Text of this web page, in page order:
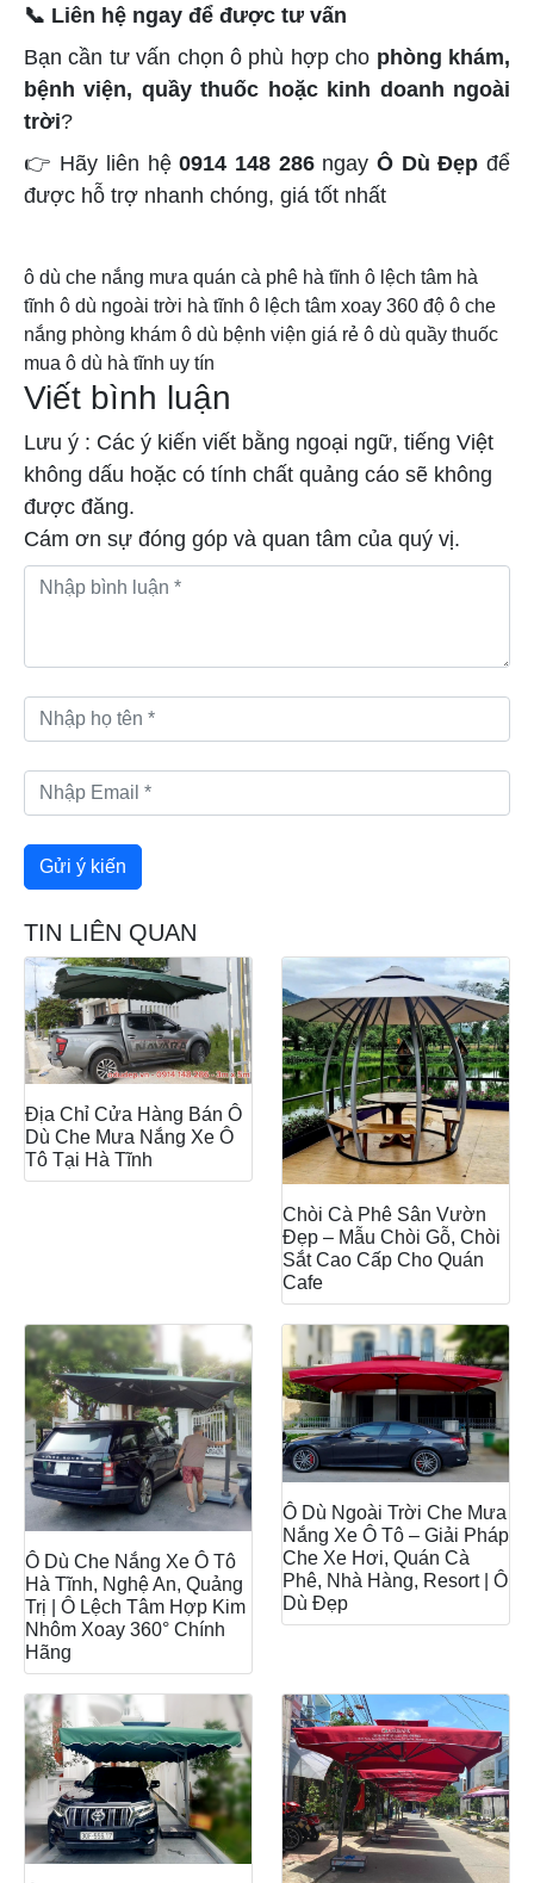
📞 Liên hệ ngay để được tư vấn
Bạn cần tư vấn chọn ô phù hợp cho phòng khám,
bệnh viện, quầy thuốc hoặc kinh doanh ngoài
trời?
👉 Hãy liên hệ0914 148 286ngayÔ Dù Đẹp để
được hỗ trợ nhanh chóng, giá tốt nhất
ô dù che nắng mưa quán cà phê hà tĩnh ô lệch tâm hà
tĩnh ô dù ngoài trời hà tĩnh ô lệch tâm xoay 360 độ ô che
nắng phòng khám ô dù bệnh viện giá rẻ ô dù quầy thuốc
mua ô dù hà tĩnh uy tín
Viết bình luận
Lưu ý : Các ý kiến viết bằng ngoại ngữ, tiếng Việt
không dấu hoặc có tính chất quảng cáo sẽ không
được đăng.
Cám ơn sự đóng góp và quan tâm của quý vị.
TIN LIÊN QUAN
Địa Chỉ Cửa Hàng Bán Ô
Dù Che Mưa Nắng Xe Ô
Tô Tại Hà Tĩnh
Chòi Cà Phê Sân Vườn
Đẹp – Mẫu Chòi Gỗ, Chòi
Sắt Cao Cấp Cho Quán
Cafe
Ô Dù Che Nắng Xe Ô Tô
Hà Tĩnh, Nghệ An, Quảng
Trị | Ô Lệch Tâm Hợp Kim
Nhôm Xoay 360° Chính
Hãng
Ô Dù Ngoài Trời Che Mưa
Nắng Xe Ô Tô – Giải Pháp
Che Xe Hơi, Quán Cà
Phê, Nhà Hàng, Resort | Ô
Dù Đẹp